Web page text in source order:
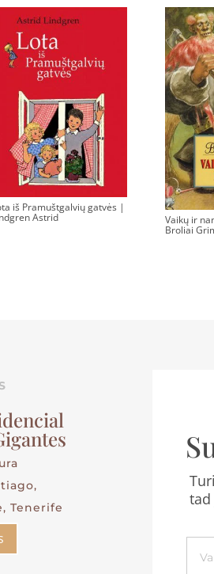
iš Pramuštgalvių gatvės |
Astrid Vaikų ir
Broliai
Tenerife
tad